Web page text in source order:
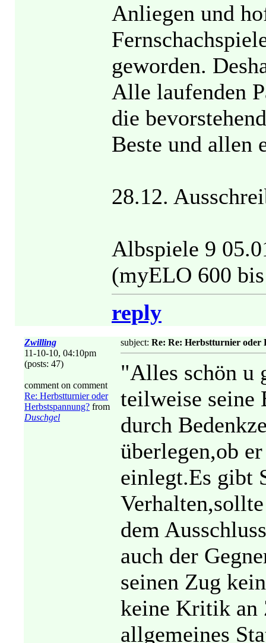
Anliegen und
geworden.
Alle laufenden
die
Beste und allen
28.12.
Albspiele 9
(myELO 600
reply
Zwilling
11-10-10, 04:10pm
(posts: 47)
comment on comment
Re: Herbstturnier oder
Herbstspannung? from
Duschgel
subject: Re: Re: Herbstturnier oder
"Alles schön u
teilweise seine
durch
überlegen,ob
einlegt.Es gibt
dem
auch der
seinen Zug
keine Kritik an
allgemeines